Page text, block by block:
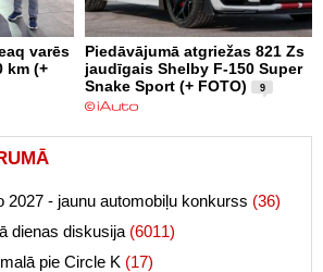
varēs
km (+
Piedāvājumā atgriežas 821 Zs
jaudīgais Shelby F-150 Super
Snake Sport (+ FOTO)
9
2027 - jaunu automobiļu konkurss (36)
dienas diskusija (6011)
pie Circle K (17)